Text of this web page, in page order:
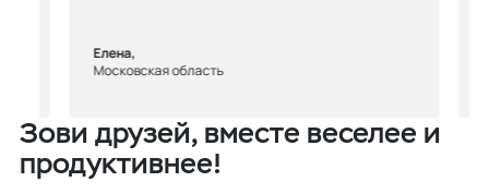
Елена,
Московская область
Зови друзей, вместе веселее и
продуктивнее!